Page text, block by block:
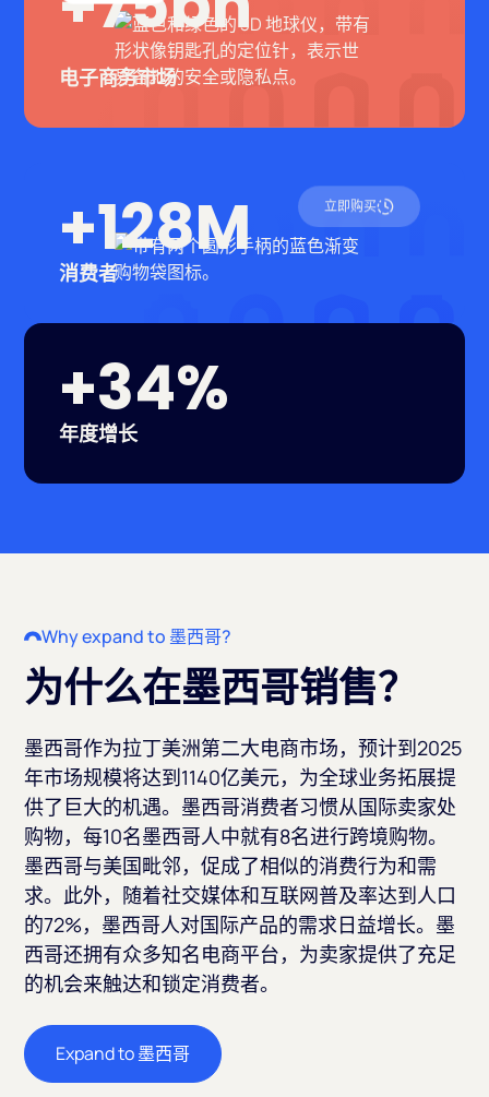
电子商务市场
+128M
消费者
立即购买
+34%
年度增长
Why expand to 墨西哥?
为什么在墨西哥销售？
墨西哥作为拉丁美洲第二大电商市场，预计到2025
年市场规模将达到1140亿美元，为全球业务拓展提
供了巨大的机遇。墨西哥消费者习惯从国际卖家处
购物，每10名墨西哥人中就有8名进行跨境购物。
墨西哥与美国毗邻，促成了相似的消费行为和需
求。此外，随着社交媒体和互联网普及率达到人口
的72%，墨西哥人对国际产品的需求日益增长。墨
西哥还拥有众多知名电商平台，为卖家提供了充足
的机会来触达和锁定消费者。
Expand to 墨西哥